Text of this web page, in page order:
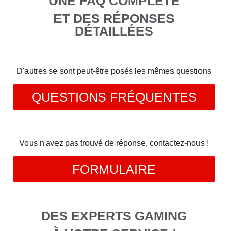
ET DES RÉPONSES
DÉTAILLÉES
D'autres se sont peut-être posés les mêmes questions
QUESTIONS FRÉQUENTES
Vous n'avez pas trouvé de réponse, contactez-nous !
FORMULAIRE
DES EXPERTS GAMING